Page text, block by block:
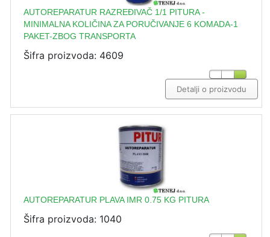
AUTOREPARATUR RAZREĐIVAČ 1/1 PITURA -
MINIMALNA KOLIČINA ZA PORUČIVANJE 6 KOMADA-1
PAKET-ZBOG TRANSPORTA
Šifra proizvoda: 4609
Detalji o proizvodu
AUTOREPARATUR PLAVA IMR 0.75 KG PITURA
Šifra proizvoda: 1040